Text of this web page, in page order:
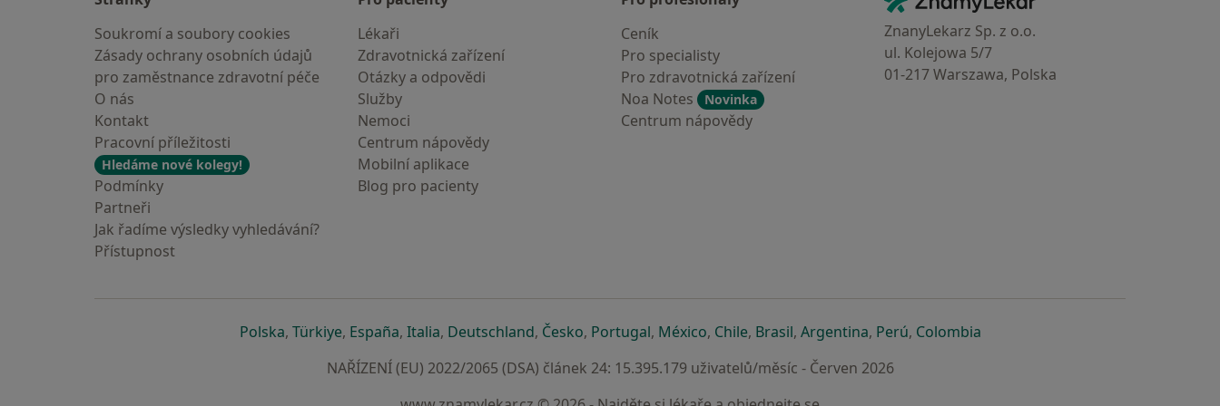
Soukromí a soubory cookies
Zásady ochrany osobních údajů
pro zaměstnance zdravotní péče
O nás
Kontakt
Pracovní příležitosti
Hledáme nové kolegy!
Podmínky
Partneři
Jak řadíme výsledky vyhledávání?
Přístupnost
Lékaři
Zdravotnická zařízení
Otázky a odpovědi
Služby
Nemoci
Centrum nápovědy
Mobilní aplikace
Blog pro pacienty
Ceník
Pro specialisty
Pro zdravotnická zařízení
Noa Notes
Novinka
Centrum nápovědy
ZnanyLekarz Sp. z o.o.
ul. Kolejowa 5/7
01-217 Warszawa, Polska
Polskase otevře v nové záložce
, Türkiyese otevře v nové záložce
, Españase otevře v nové záložce
, Italiase otevře v nové záložce
, Deutschlandse otevře v nové záložce
, Českose otevře v nové záložce
, Portugalse otevře v nové záložce
, Méxicose otevře v nové záložce
, Chilese otevře v nové záložce
, Brasilse otevře v nové záložce
, Argentinase otevře v nové záložce
, Perúse otevře v nové záložce
, Colombiase otevře v nové záložce
NAŘÍZENÍ (EU) 2022/2065 (DSA) článek 24: 15.395.179 uživatelů/měsíc - Červen 2026